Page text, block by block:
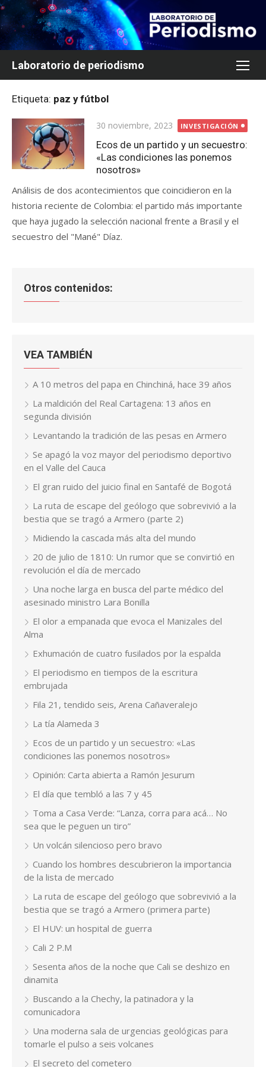
Saltar
al
contenido
Laboratorio de periodismo
Etiqueta: paz y fútbol
Publicada
el
30 noviembre, 2023 INVESTIGACIÓN
Ecos de un partido y un secuestro:
«Las condiciones las ponemos
nosotros»
Análisis de dos acontecimientos que coincidieron en la
historia reciente de Colombia: el partido más importante
que haya jugado la selección nacional frente a Brasil y el
secuestro del "Mané" Díaz.
Otros contenidos:
VEA TAMBIÉN
A 10 metros del papa en Chinchiná, hace 39 años
La maldición del Real Cartagena: 13 años en
segunda división
Levantando la tradición de las pesas en Armero
Se apagó la voz mayor del periodismo deportivo
en el Valle del Cauca
El gran ruido del juicio final en Santafé de Bogotá
La ruta de escape del geólogo que sobrevivió a la
bestia que se tragó a Armero (parte 2)
Midiendo la cascada más alta del mundo
20 de julio de 1810: Un rumor que se convirtió en
revolución el día de mercado
Una noche larga en busca del parte médico del
asesinado ministro Lara Bonilla
El olor a empanada que evoca el Manizales del
Alma
Exhumación de cuatro fusilados por la espalda
El periodismo en tiempos de la escritura
embrujada
Fila 21, tendido seis, Arena Cañaveralejo
La tía Alameda 3
Ecos de un partido y un secuestro: «Las
condiciones las ponemos nosotros»
Opinión: Carta abierta a Ramón Jesurum
El día que tembló a las 7 y 45
Toma a Casa Verde: “Lanza, corra para acá… No
sea que le peguen un tiro”
Un volcán silencioso pero bravo
Cuando los hombres descubrieron la importancia
de la lista de mercado
La ruta de escape del geólogo que sobrevivió a la
bestia que se tragó a Armero (primera parte)
El HUV: un hospital de guerra
Cali 2 P.M
Sesenta años de la noche que Cali se deshizo en
dinamita
Buscando a la Chechy, la patinadora y la
comunicadora
Una moderna sala de urgencias geológicas para
tomarle el pulso a seis volcanes
El secreto del cometero